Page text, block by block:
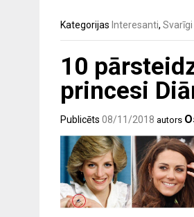
Kategorijas Interesanti, Svarīgi
10
princesi
Publicēts 08/11/2018 autors